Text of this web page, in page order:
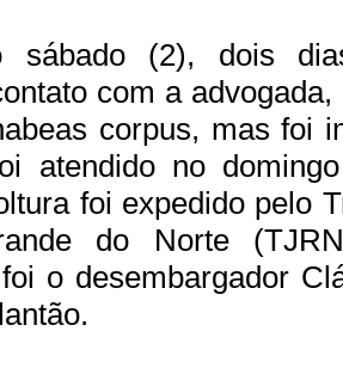
sábado (2), dois
com a
corpus, mas foi
atendido no
foi expedido pelo
do Norte
o desembargador